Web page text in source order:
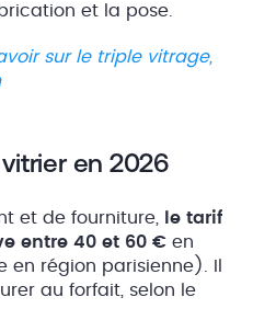
et la pose.
sur le triple vitrage,
vitrier en 2026
et de fourniture,
le tarif
entre 40 et 60 € en
en région parisienne). Il
au forfait, selon le